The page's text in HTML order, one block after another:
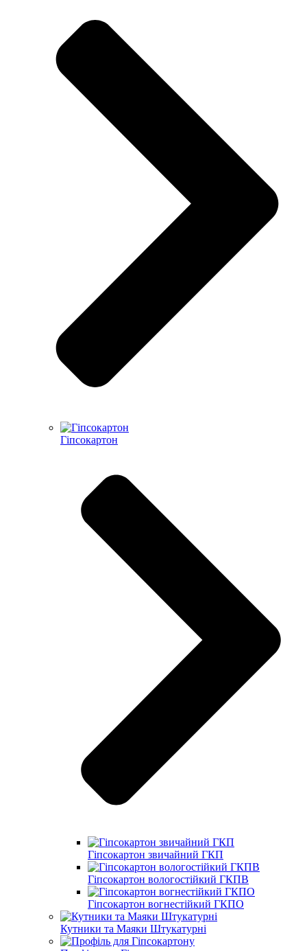
Гіпсокартон
Гіпсокартон звичайний ГКП
Гіпсокартон вологостійкий ГКПВ
Гіпсокартон вогнестійкий ГКПО
Кутники та Маяки Штукатурні